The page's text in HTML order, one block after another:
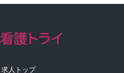
求人トップ